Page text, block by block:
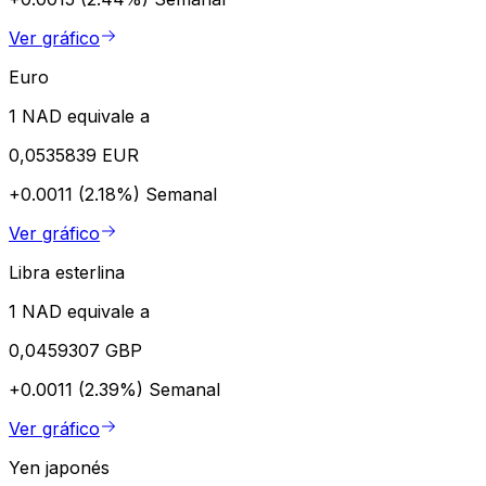
Ver gráfico
Euro
1 NAD equivale a
0,0535839 EUR
+0.0011 (2.18%) Semanal
Ver gráfico
Libra esterlina
1 NAD equivale a
0,0459307 GBP
+0.0011 (2.39%) Semanal
Ver gráfico
Yen japonés